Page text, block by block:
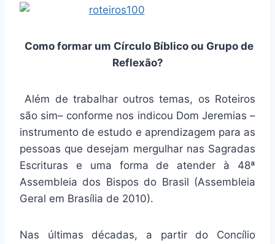
Como formar um Círculo Bíblico ou Grupo de
Reflexão?
Além de trabalhar outros temas, os Roteiros
são sim– conforme nos indicou Dom Jeremias –
instrumento de estudo e aprendizagem para as
pessoas que desejam mergulhar nas Sagradas
Escrituras e uma forma de atender à 48ª
Assembleia dos Bispos do Brasil (Assembleia
Geral em Brasília de 2010).
Nas últimas décadas, a partir do Concílio